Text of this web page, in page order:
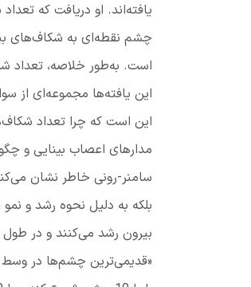
یافته‌اند. او دریافت که
چشم نقطه‌ای به شکاف‌های
است. به‌طور خلاصه، تعداد
این یافته‌ها مجموعه‌ای از
این است که چرا تعداد
مدارهای اعصاب بینایی و
سامنر-رونی خاطر نشان
بلکه به دلیل نحوه رشد و
بیرون رشد می‌کنند و در
«قدیمی‌ترین چشم‌ها در وسط